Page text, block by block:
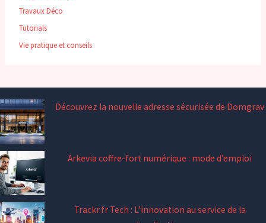
Travaux Déco
Tutorials
Vie pratique et conseils
Découvrez la nouvelle adresse sécurisée de Domgrav
Arkevia coffre-fort numérique : mode d’emploi
Trackr.fr Tech : L’innovation au service de la